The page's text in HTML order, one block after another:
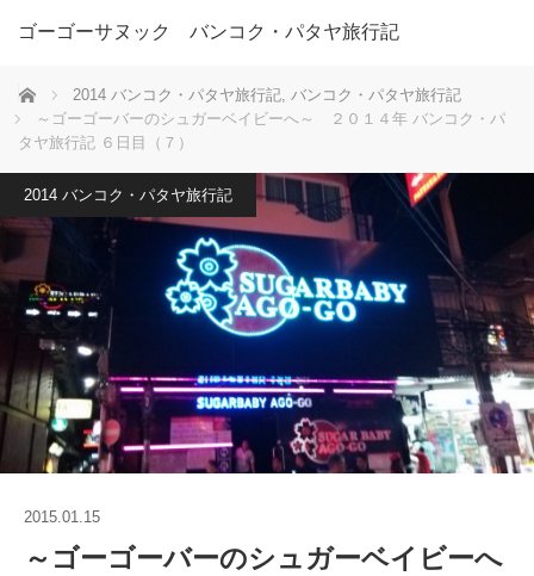
ゴーゴーサヌック バンコク・パタヤ旅行記
ホーム 2014 バンコク・パタヤ旅行記, バンコク・パタヤ旅行記
～ゴーゴーバーのシュガーベイビーへ～ ２０１４年 バンコク・パ
タヤ旅行記 ６日目（７）
2014 バンコク・パタヤ旅行記
2015.01.15
～ゴーゴーバーのシュガーベイビーへ